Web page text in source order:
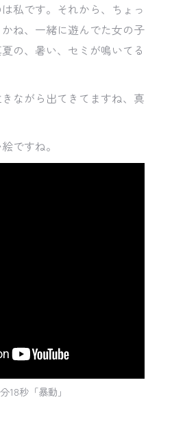
私です。それから、ちょっ
ね、一緒に遊んでた女の子
の、暑い、セミが鳴いてる
ながら出てきてますね、真
ですね。
18秒「暴動」